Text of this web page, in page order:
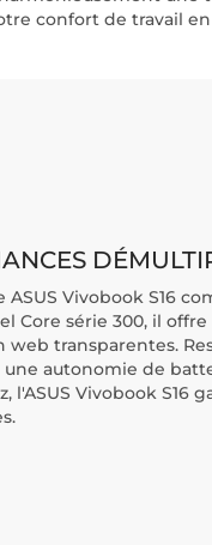
confort de travail
ASUS Vivobook S16
Core série 300, il
web transparentes.
autonomie de
l'ASUS Vivobook S16